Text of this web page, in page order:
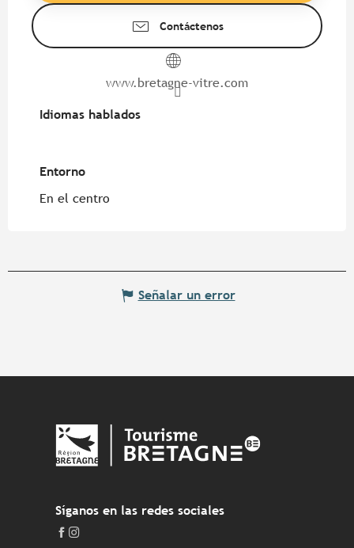
Contáctenos
www.bretagne-vitre.com
Idiomas hablados
Idiomas hablados
Entorno
Entorno
En el centro
Señalar un error
Síganos en las redes sociales